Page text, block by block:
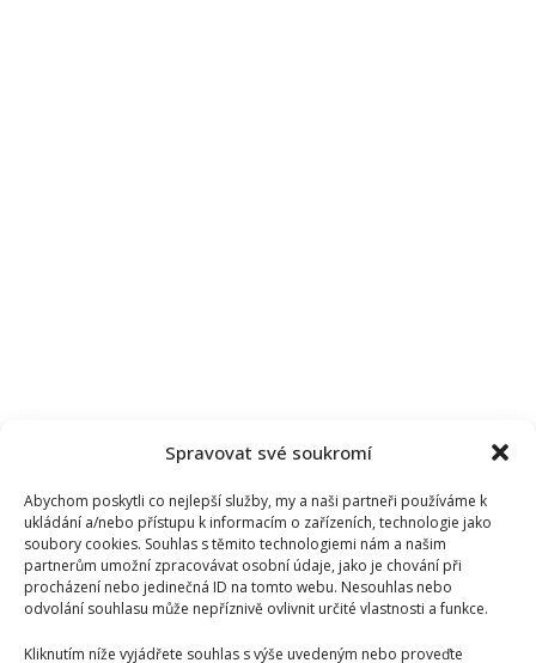
Spravovat své soukromí
Abychom poskytli co nejlepší služby, my a naši partneři používáme k
ukládání a/nebo přístupu k informacím o zařízeních, technologie jako
soubory cookies. Souhlas s těmito technologiemi nám a našim
partnerům umožní zpracovávat osobní údaje, jako je chování při
procházení nebo jedinečná ID na tomto webu. Nesouhlas nebo
odvolání souhlasu může nepříznivě ovlivnit určité vlastnosti a funkce.
Kliknutím níže vyjádřete souhlas s výše uvedeným nebo proveďte